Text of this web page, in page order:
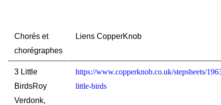
Chorés et
chorégraphes
Liens CopperKnob
3 Little
BirdsRoy
Verdonk,
https://www.copperknob.co.uk/stepsheets/
little-birds